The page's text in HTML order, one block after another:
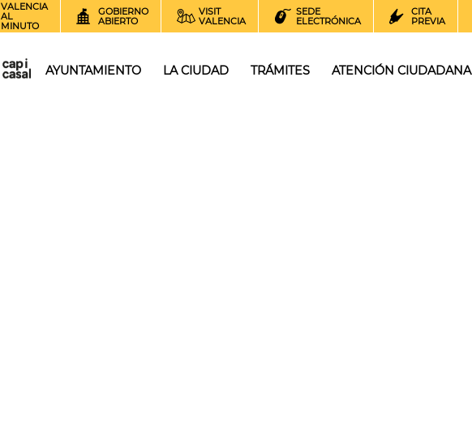
VALENCIA
AL
MINUTO
GOBIERNO
ABIERTO
VISIT
VALENCIA
SEDE
ELECTRÓNICA
CITA
PREVIA
AYUNTAMIENTO LA CIUDAD TRÁMITES ATENCIÓN CIUDADANA